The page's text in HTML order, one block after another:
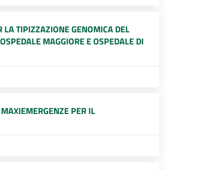
LA TIPIZZAZIONE GENOMICA DEL
MAGGIORE E OSPEDALE DI
PER IL